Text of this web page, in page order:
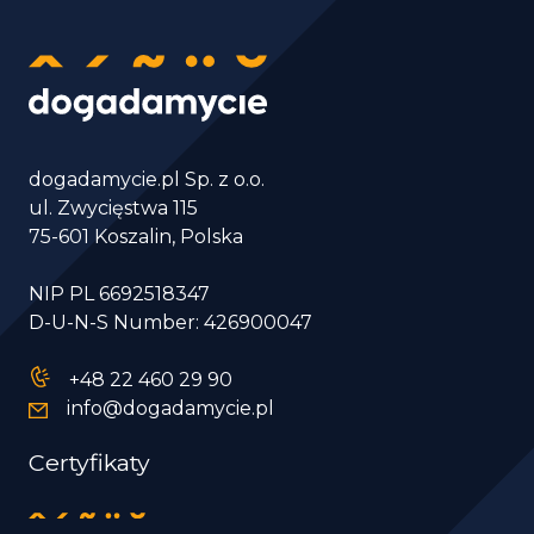
dogadamycie.pl Sp. z o.o.
ul. Zwycięstwa 115
75-601 Koszalin, Polska
NIP PL 6692518347
D-U-N-S Number: 426900047
+48 22 460 29 90
info@dogadamycie.pl
Certyfikaty